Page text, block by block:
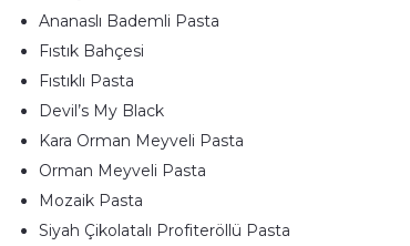
Ananaslı Bademli Pasta
Fıstık Bahçesi
Fıstıklı Pasta
Devil’s My Black
Kara Orman Meyveli Pasta
Orman Meyveli Pasta
Mozaik Pasta
Siyah Çikolatalı Profiteröllü Pasta